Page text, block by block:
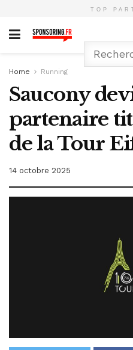
TOP
Home Running
Saucony
partenaire
de la Tour
14 octobre 2025